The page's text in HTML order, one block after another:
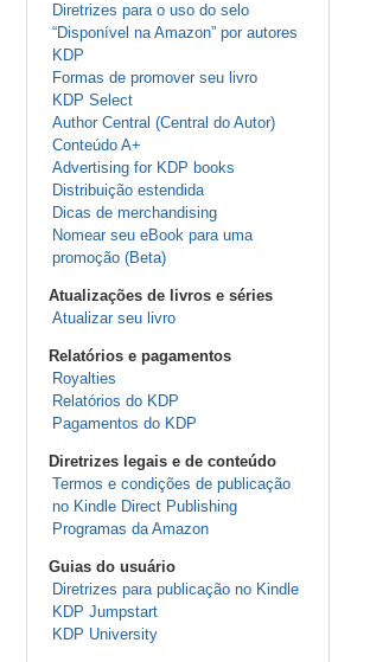
Diretrizes para o uso do selo
“Disponível na Amazon” por autores
KDP
Formas de promover seu livro
KDP Select
Author Central (Central do Autor)
Conteúdo A+
Advertising for KDP books
Distribuição estendida
Dicas de merchandising
Nomear seu eBook para uma
promoção (Beta)
Atualizações de livros e séries
Atualizar seu livro
Relatórios e pagamentos
Royalties
Relatórios do KDP
Pagamentos do KDP
Diretrizes legais e de conteúdo
Termos e condições de publicação
no Kindle Direct Publishing
Programas da Amazon
Guias do usuário
Diretrizes para publicação no Kindle
KDP Jumpstart
KDP University